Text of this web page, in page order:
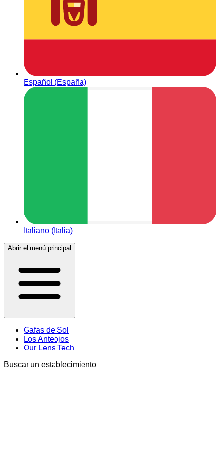
Español (España)
Italiano (Italia)
Abrir el menú principal
Gafas de Sol
Los Anteojos
Our Lens Tech
Buscar un establecimiento